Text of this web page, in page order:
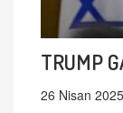
TRUMP
26 Nisan